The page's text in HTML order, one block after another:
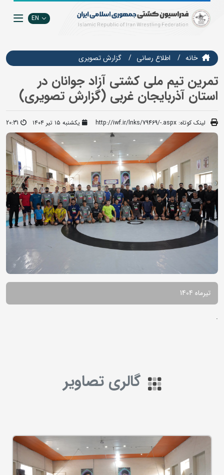
EN
خانه اطلاع رسانی گزارش تصويري
تمرین تیم ملی کشتی آزاد جوانان در
استان آذربایجان غربی (گزارش تصویری)
لینک کوتاه: http://iwf.ir/lnks/79469/-.aspx یکشنبه ۱۵ تیر ۱۴۰۴ 20:31
تیرماه 1404
.
گالری تصاویر